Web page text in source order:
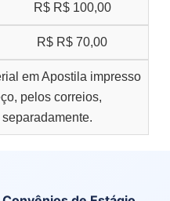
R$ R$ 100,00
R$ R$ 70,00
em Apostila impresso
pelos correios,